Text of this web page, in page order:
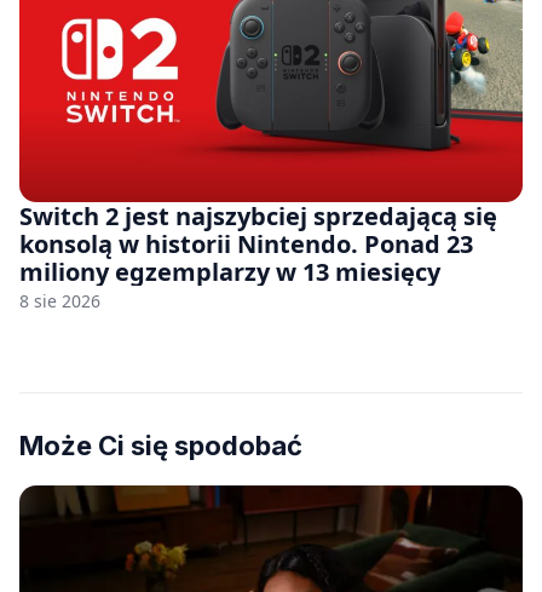
Switch 2 jest najszybciej sprzedającą się
konsolą w historii Nintendo. Ponad 23
miliony egzemplarzy w 13 miesięcy
8 sie 2026
Może Ci się spodobać